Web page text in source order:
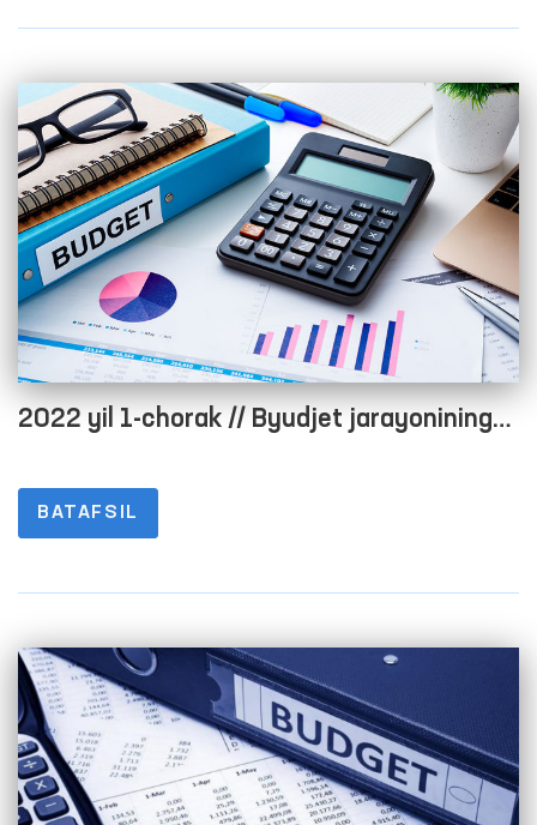
2022 yil 1-chorak // Byudjet jarayonining
veb-saytida maʼlumotlarni joylashtirish
tartibi to‘g‘risidagi nizomning 1-8-
BATAFSIL